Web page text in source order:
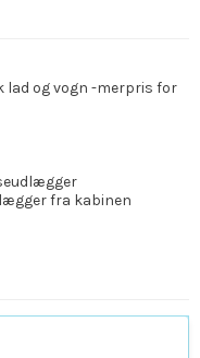
lad og vogn -merpris for
fra kabinen